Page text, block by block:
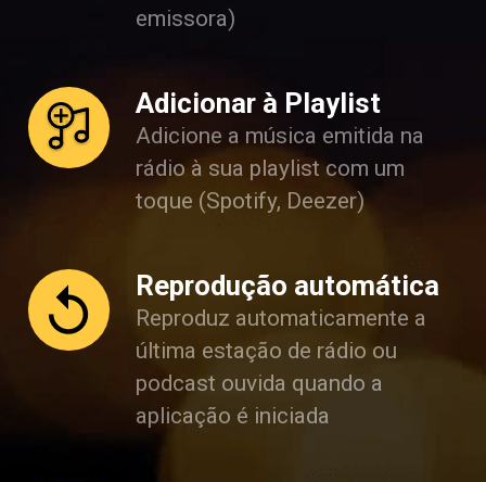
emissora)
Adicionar à Playlist
Adicione a música emitida na
rádio à sua playlist com um
toque (Spotify, Deezer)
Reprodução automática
Reproduz automaticamente a
última estação de rádio ou
podcast ouvida quando a
aplicação é iniciada